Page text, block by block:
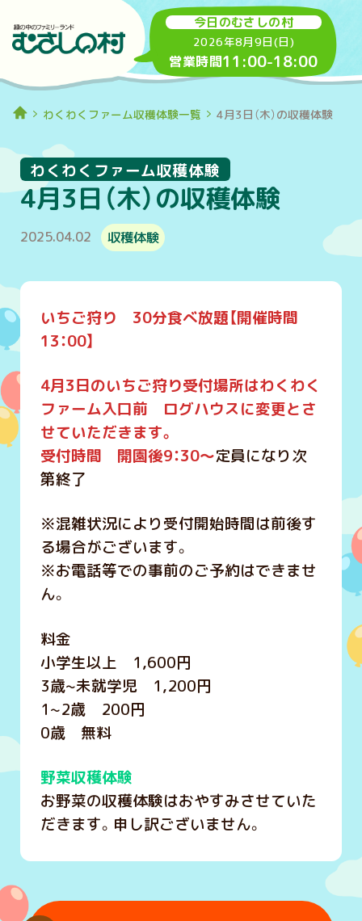
今日のむさしの村
2026年8月9日(日)
営業時間11:00-18:00
わくわくファーム収穫体験一覧 4月3日（木）の収穫体験
4月3日（木）の収穫体験
わくわくファーム収穫体験
2025.04.02 収穫体験
いちご狩り 30分食べ放題【開催時間
13：00】
4月3日のいちご狩り受付場所はわくわく
ファーム入口前 ログハウスに変更とさ
せていただきます。
受付時間 開園後9：30～定員になり次
第終了
※混雑状況により受付開始時間は前後す
る場合がございます。
※お電話等での事前のご予約はできませ
ん。
料金
小学生以上 1,600円
3歳~未就学児 1,200円
1~2歳 200円
0歳 無料
野菜収穫体験
お野菜の収穫体験はおやすみさせていた
だきます。申し訳ございません。